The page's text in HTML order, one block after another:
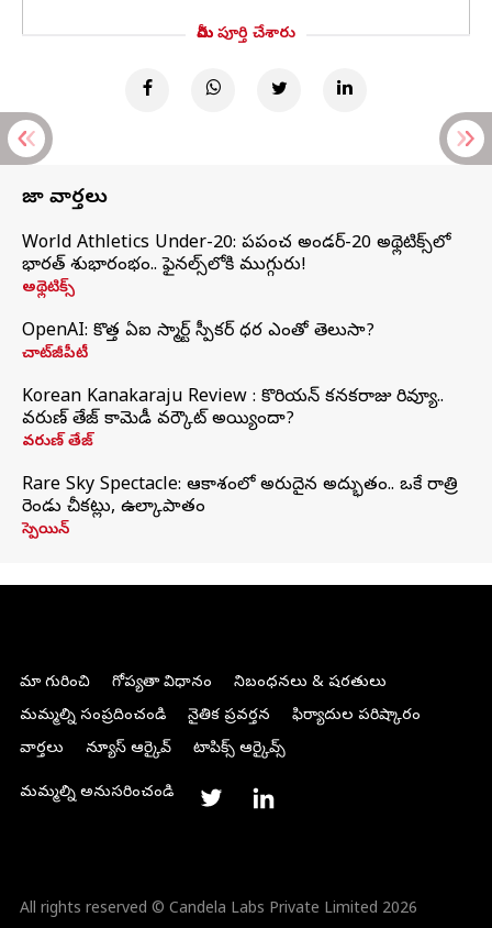
మీరు పూర్తి చేశారు
తాజా వార్తలు
World Athletics Under-20: ప్రపంచ అండర్-20 అథ్లెటిక్స్‌లో
భారత్‌ శుభారంభం.. ఫైనల్స్‌లోకి ముగ్గురు!
అథ్లెటిక్స్
OpenAI: కొత్త ఏఐ స్మార్ట్ స్పీకర్ ధర ఎంతో తెలుసా?
చాట్‌జీపీటీ
Korean Kanakaraju Review : కొరియన్ కనకరాజు రివ్యూ..
వరుణ్ తేజ్ కామెడీ వర్కౌట్ అయ్యిందా?
వరుణ్ తేజ్
Rare Sky Spectacle: ఆకాశంలో అరుదైన అద్భుతం.. ఒకే రాత్రి
రెండు చీకట్లు, ఉల్కాపాతం
స్పెయిన్
మా గురించి గోప్యతా విధానం
నిబంధనలు & షరతులు
మమ్మల్ని సంప్రదించండి
నైతిక ప్రవర్తన
ఫిర్యాదుల పరిష్కారం
వార్తలు
న్యూస్ ఆర్కైవ్ టాపిక్స్ ఆర్కైవ్స్
మమ్మల్ని అనుసరించండి
All rights reserved © Candela Labs Private Limited 2026